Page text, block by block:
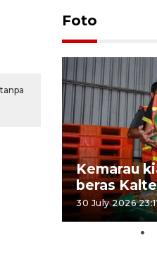
Foto
Kemarau
beras
30 July 2026